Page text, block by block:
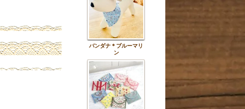
バンダナ＊ブルーマリ
ン